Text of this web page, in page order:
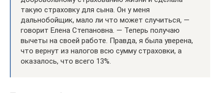
такую страховку для сына. Он у меня
дальнобойщик, мало ли что может случиться, —
говорит Елена Степановна. — Теперь получаю
вычеты на своей работе. Правда, я была уверена,
что вернут из налогов всю сумму страховки, а
оказалось, что всего 13%.